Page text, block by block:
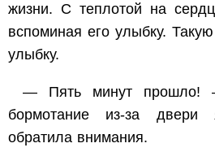
жизни. С теплотой на
вспоминая его улыбку.
улыбку.
— Пять минут прошло!
бормотание из-за
обратила внимания.